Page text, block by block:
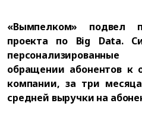
«Вымпелком» подвел
проекта по Big Data.
обращении абонентов к
компании, за три
средней выручки на